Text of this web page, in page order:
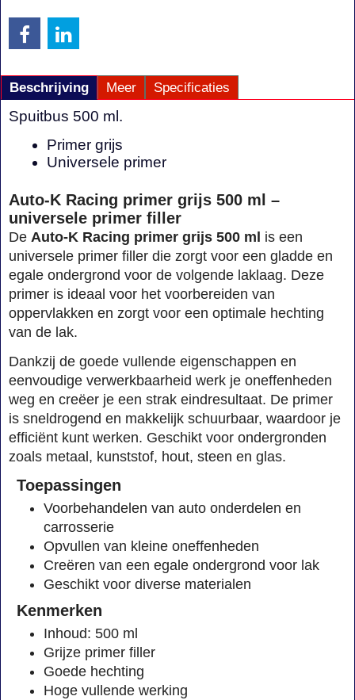
Beschrijving Meer Specificaties
Spuitbus 500 ml.
Primer grijs
Universele primer
Auto-K Racing primer grijs 500 ml –
universele primer filler
De Auto-K Racing primer grijs 500 ml is een
universele primer filler die zorgt voor een gladde en
egale ondergrond voor de volgende laklaag. Deze
primer is ideaal voor het voorbereiden van
oppervlakken en zorgt voor een optimale hechting
van de lak.
Dankzij de goede vullende eigenschappen en
eenvoudige verwerkbaarheid werk je oneffenheden
weg en creëer je een strak eindresultaat. De primer
is sneldrogend en makkelijk schuurbaar, waardoor je
efficiënt kunt werken. Geschikt voor ondergronden
zoals metaal, kunststof, hout, steen en glas.
Toepassingen
Voorbehandelen van auto onderdelen en
carrosserie
Opvullen van kleine oneffenheden
Creëren van een egale ondergrond voor lak
Geschikt voor diverse materialen
Kenmerken
Inhoud: 500 ml
Grijze primer filler
Goede hechting
Hoge vullende werking